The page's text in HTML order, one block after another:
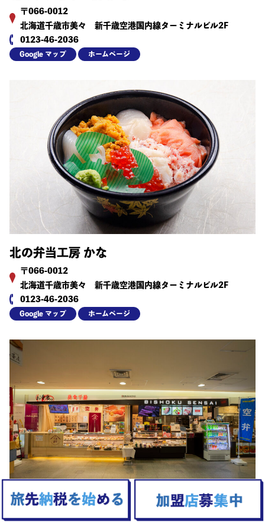
〒066-0012
北海道千歳市美々 新千歳空港国内線ターミナルビル2F
0123-46-2036
Google マップ ホームページ
北の弁当工房 かな
〒066-0012
北海道千歳市美々 新千歳空港国内線ターミナルビル2F
0123-46-2036
Google マップ ホームページ